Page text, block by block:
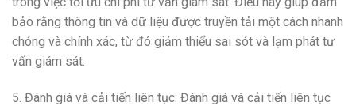
bảo rằng thông tin và dữ liệu được truyền tải một cách nhanh
chóng và chính xác, từ đó giảm thiểu sai sót và lạm phát tư
vấn giám sát.
5. Đánh giá và cải tiến liên tục: Đánh giá và cải tiến liên tục